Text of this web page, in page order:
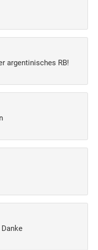
argentinisches RB!